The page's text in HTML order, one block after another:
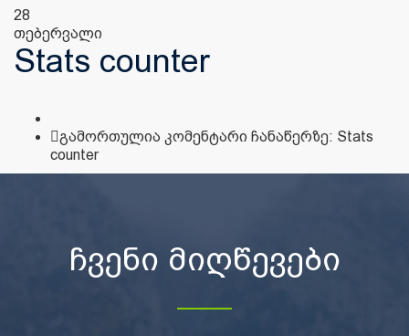
28
თებერვალი
Stats counter
გამორთულია კომენტარი ჩანაწერზე: Stats
counter
ჩვენი მიღწევები